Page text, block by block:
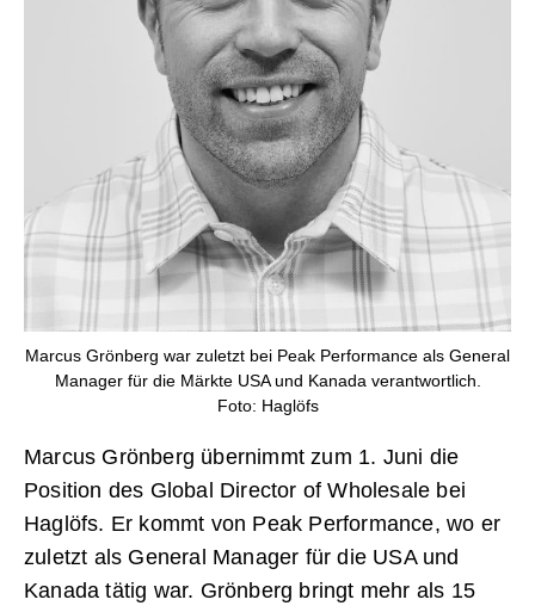
Marcus Grönberg war zuletzt bei Peak Performance als General
Manager für die Märkte USA und Kanada verantwortlich.
Foto: Haglöfs
Marcus Grönberg übernimmt zum 1. Juni die
Position des Global Director of Wholesale bei
Haglöfs. Er kommt von Peak Performance, wo er
zuletzt als General Manager für die USA und
Kanada tätig war. Grönberg bringt mehr als 15